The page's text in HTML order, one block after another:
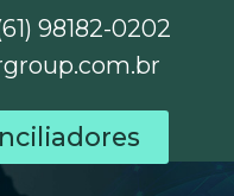
98182-0202